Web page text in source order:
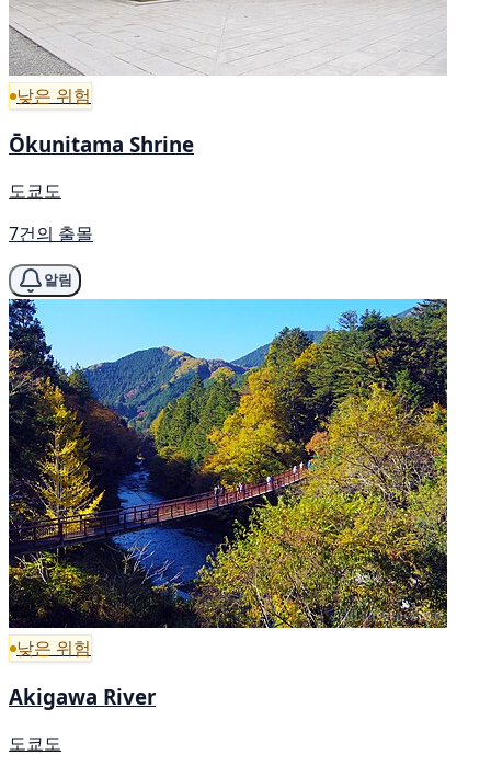
낮은 위험
Ōkunitama Shrine
도쿄도
7건의 출몰
알림
낮은 위험
Akigawa River
도쿄도